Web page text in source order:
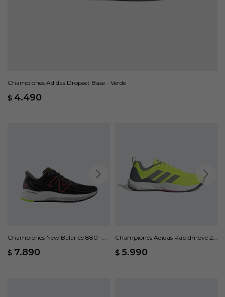
Championes Adidas Dropset Base - Verde
$ 4.490
Championes New Balance 880 -
$ 7.890
Championes Adidas Rapidmove 2 -
$ 5.990